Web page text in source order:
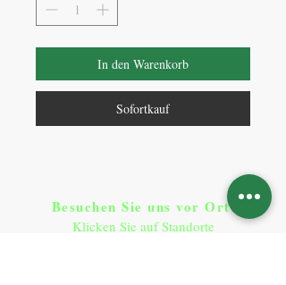
In den Warenkorb
Sofortkauf
Besuchen Sie uns vor Ort​:
Klicken Sie auf Standorte